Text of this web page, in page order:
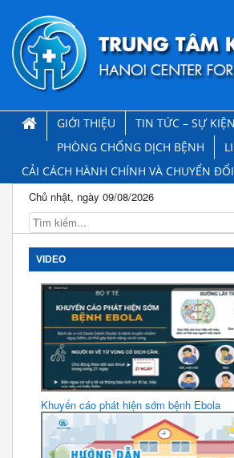
GIỚI THIỆU TIN TỨC – SỰ KIỆN
PHÒNG CHỐNG DỊCH BỆNH
CẢI CÁCH HÀNH CHÍNH VÀ CHUYỂN
Chủ nhật, ngày 09/08/2026
VIDEO
Khuyến cáo phát hiện sớm bệnh Ebola